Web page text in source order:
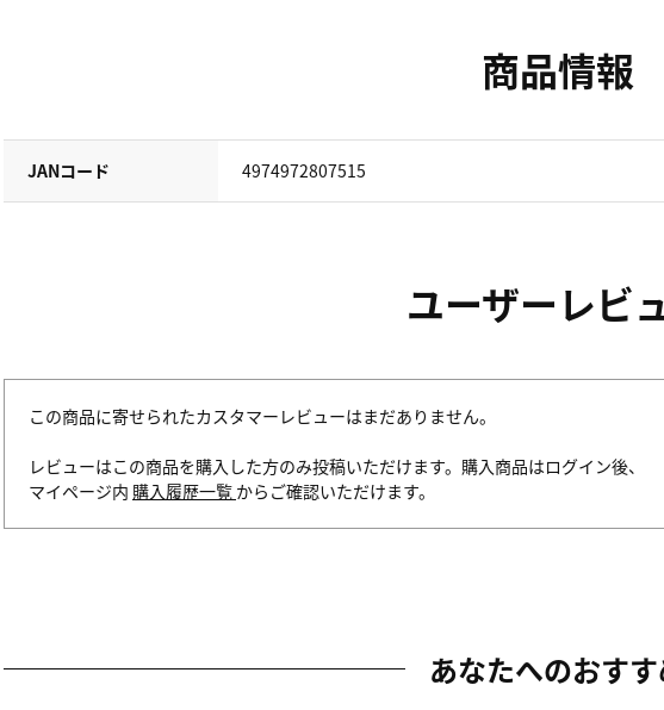
商品情報
JANコード 4974972807515
ユーザーレビ
この商品に寄せられたカスタマーレビューはまだありません。
レビューはこの商品を購入した方のみ投稿いただけます。購入商品はログイン後、
マイページ内 購入履歴一覧 からご確認いただけます。
あなたへのおす